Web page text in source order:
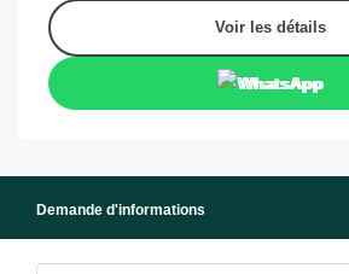
Voir les détails
WhatsApp
Demande d'informations